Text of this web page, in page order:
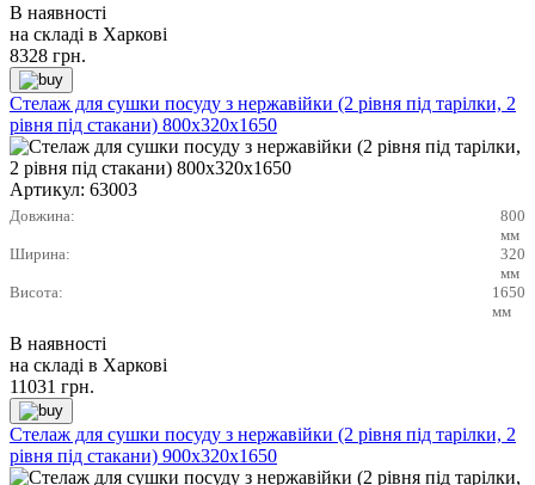
В наявності
на складі в Харкові
8328 грн.
Стелаж для сушки посуду з нержавійки (2 рівня під тарілки, 2
рівня під стакани) 800х320х1650
Артикул: 63003
Довжина:
800
мм
Ширина:
320
мм
Висота:
1650
мм
В наявності
на складі в Харкові
11031 грн.
Стелаж для сушки посуду з нержавійки (2 рівня під тарілки, 2
рівня під стакани) 900х320х1650